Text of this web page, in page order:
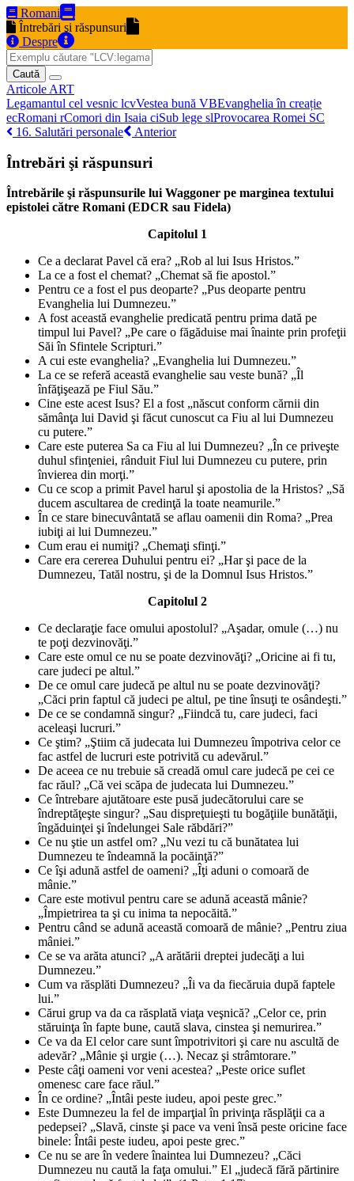
Romani
Întrebări şi răspunsuri
Despre
Caută
Articole ART
Legamantul cel vesnic lcvVestea bună VBEvanghelia în creație
ecRomani rComori din Isaia ciSub lege slProvocarea Romei SC
16. Salutări personale
Anterior
Întrebări şi răspunsuri
Întrebările şi răspunsurile lui Waggoner pe marginea textului
epistolei către Romani (EDCR sau Fidela)
Capitolul 1
Ce a declarat Pavel că era? „Rob al lui Isus Hristos.”
La ce a fost el chemat? „Chemat să fie apostol.”
Pentru ce a fost el pus deoparte? „Pus deoparte pentru
Evanghelia lui Dumnezeu.”
A fost această evanghelie predicată pentru prima dată pe
timpul lui Pavel? „Pe care o făgăduise mai înainte prin profeţii
Săi în Sfintele Scripturi.”
A cui este evanghelia? „Evanghelia lui Dumnezeu.”
La ce se referă această evanghelie sau veste bună? „Îl
înfăţişează pe Fiul Său.”
Cine este acest Isus? El a fost „născut conform cărnii din
sămânţa lui David şi făcut cunoscut ca Fiu al lui Dumnezeu
cu putere.”
Care este puterea Sa ca Fiu al lui Dumnezeu? „În ce priveşte
duhul sfinţeniei, rânduit Fiul lui Dumnezeu cu putere, prin
învierea din morţi.”
Cu ce scop a primit Pavel harul şi apostolia de la Hristos? „Să
ducem ascultarea de credinţă la toate neamurile.”
În ce stare binecuvântată se aflau oamenii din Roma? „Prea
iubiţi ai lui Dumnezeu.”
Cum erau ei numiţi? „Chemaţi sfinţi.”
Care era cererea Duhului pentru ei? „Har şi pace de la
Dumnezeu, Tatăl nostru, şi de la Domnul Isus Hristos.”
Capitolul 2
Ce declaraţie face omului apostolul? „Aşadar, omule (…) nu
te poţi dezvinovăţi.”
Care este omul ce nu se poate dezvinovăţi? „Oricine ai fi tu,
care judeci pe altul.”
De ce omul care judecă pe altul nu se poate dezvinovăţi?
„Căci prin faptul că judeci pe altul, pe tine însuţi te osândeşti.”
De ce se condamnă singur? „Fiindcă tu, care judeci, faci
aceleaşi lucruri.”
Ce ştim? „Ştiim că judecata lui Dumnezeu împotriva celor ce
fac astfel de lucruri este potrivită cu adevărul.”
De aceea ce nu trebuie să creadă omul care judecă pe cei ce
fac răul? „Că vei scăpa de judecata lui Dumnezeu.”
Ce întrebare ajutătoare este pusă judecătorului care se
îndreptăţeşte singur? „Sau dispreţuieşti tu bogăţiile bunătăţii,
îngăduinţei şi îndelungei Sale răbdări?”
Ce nu ştie un astfel om? „Nu vezi tu că bunătatea lui
Dumnezeu te îndeamnă la pocăinţă?”
Ce îşi adună astfel de oameni? „Îţi aduni o comoară de
mânie.”
Care este motivul pentru care se adună această mânie?
„Împietrirea ta şi cu inima ta nepocăită.”
Pentru când se adună această comoară de mânie? „Pentru ziua
mâniei.”
Ce se va arăta atunci? „A arătării dreptei judecăţi a lui
Dumnezeu.”
Cum va răsplăti Dumnezeu? „Îi va da fiecăruia după faptele
lui.”
Cărui grup va da ca răsplată viaţa veşnică? „Celor ce, prin
stăruinţa în fapte bune, caută slava, cinstea şi nemurirea.”
Ce va da El celor care sunt împotrivitori şi care nu ascultă de
adevăr? „Mânie şi urgie (…). Necaz şi strâmtorare.”
Peste câţi oameni vor veni acestea? „Peste orice suflet
omenesc care face răul.”
În ce ordine? „Întâi peste iudeu, apoi peste grec.”
Este Dumnezeu la fel de imparţial în privinţa răsplăţii ca a
pedepsei? „Slavă, cinste şi pace va veni însă peste oricine face
binele: Întâi peste iudeu, apoi peste grec.”
Ce nu se are în vedere înaintea lui Dumnezeu? „Căci
Dumnezeu nu caută la faţa omului.” El „judecă fără părtinire